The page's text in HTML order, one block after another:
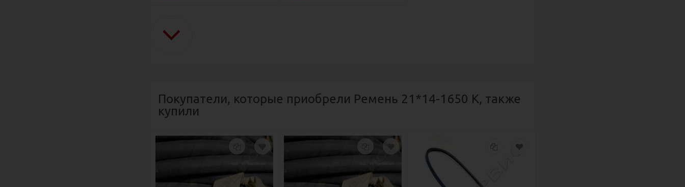
Покупатели, которые приобрели Ремень 21*14-1650 К, также
купили